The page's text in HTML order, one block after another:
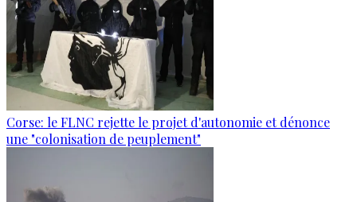
Corse: le FLNC rejette le projet d'autonomie et dénonce
une "colonisation de peuplement"